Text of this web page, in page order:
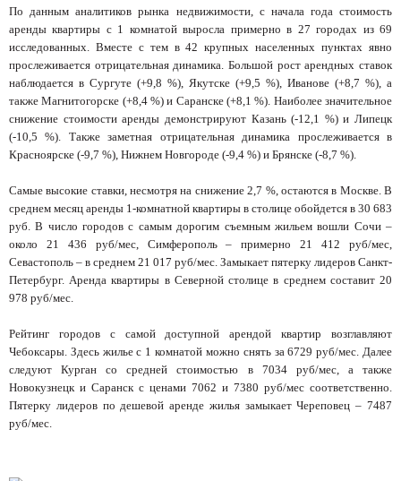
По данным аналитиков рынка недвижимости, с начала года стоимость
аренды квартиры с 1 комнатой выросла примерно в 27 городах из 69
исследованных. Вместе с тем в 42 крупных населенных пунктах явно
прослеживается отрицательная динамика. Большой рост арендных ставок
наблюдается в Сургуте (+9,8 %), Якутске (+9,5 %), Иванове (+8,7 %), а
также Магнитогорске (+8,4 %) и Саранске (+8,1 %). Наиболее значительное
снижение стоимости аренды демонстрируют Казань (-12,1 %) и Липецк
(-10,5 %). Также заметная отрицательная динамика прослеживается в
Красноярске (-9,7 %), Нижнем Новгороде (-9,4 %) и Брянске (-8,7 %).
Самые высокие ставки, несмотря на снижение 2,7 %, остаются в Москве. В
среднем месяц аренды 1-комнатной квартиры в столице обойдется в 30 683
руб. В число городов с самым дорогим съемным жильем вошли Сочи –
около 21 436 руб/мес, Симферополь – примерно 21 412 руб/мес,
Севастополь – в среднем 21 017 руб/мес. Замыкает пятерку лидеров Санкт-
Петербург. Аренда квартиры в Северной столице в среднем составит 20
978 руб/мес.
Рейтинг городов с самой доступной арендой квартир возглавляют
Чебоксары. Здесь жилье с 1 комнатой можно снять за 6729 руб/мес. Далее
следуют Курган со средней стоимостью в 7034 руб/мес, а также
Новокузнецк и Саранск с ценами 7062 и 7380 руб/мес соответственно.
Пятерку лидеров по дешевой аренде жилья замыкает Череповец – 7487
руб/мес.